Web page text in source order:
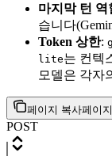
마지막 턴 역
습니다
Token 상한:
lite는 컨텍
모델은 각자
페이지 복사페이
POST